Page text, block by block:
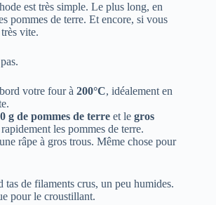
est très simple. Le plus long, en
pommes de terre. Et encore, si vous
vite.
votre four à 200°C, idéalement en
g de pommes de terre et le gros
les pommes de terre.
râpe à gros trous. Même chose pour
tas de filaments crus, un peu humides.
pour le croustillant.